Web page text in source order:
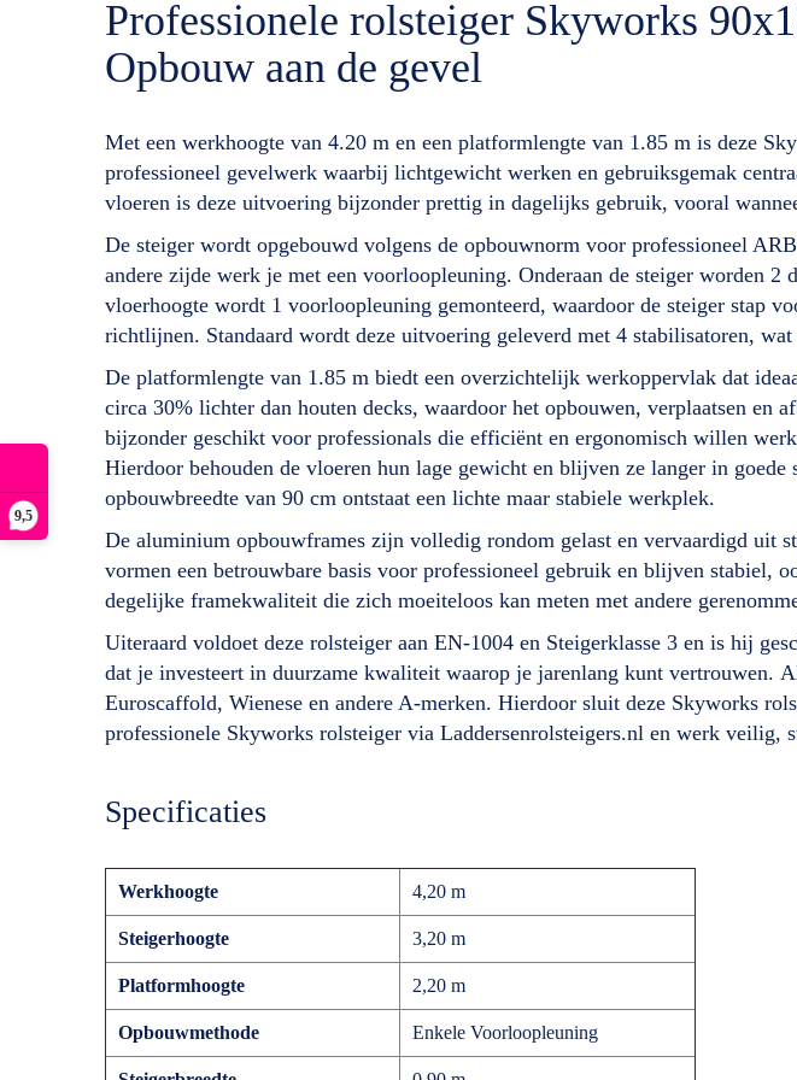
9,5
Professionele rolsteiger Skyworks
Opbouw aan de gevel
Met een werkhoogte van 4.20 m en een platformlengte van 1.85 m is deze
professioneel gevelwerk waarbij lichtgewicht werken en gebruiksgemak
vloeren is deze uitvoering bijzonder prettig in dagelijks gebruik, vooral
De steiger wordt opgebouwd volgens de opbouwnorm voor professioneel
andere zijde werk je met een voorloopleuning. Onderaan de steiger worden 2
vloerhoogte wordt 1 voorloopleuning gemonteerd, waardoor de steiger stap
richtlijnen. Standaard wordt deze uitvoering geleverd met 4 stabilisatoren,
De platformlengte van 1.85 m biedt een overzichtelijk werkoppervlak dat
circa 30% lichter dan houten decks, waardoor het opbouwen, verplaatsen en
bijzonder geschikt voor professionals die efficiënt en ergonomisch willen
Hierdoor behouden de vloeren hun lage gewicht en blijven ze langer in
opbouwbreedte van 90 cm ontstaat een lichte maar stabiele werkplek.
De aluminium opbouwframes zijn volledig rondom gelast en vervaardigd uit
vormen een betrouwbare basis voor professioneel gebruik en blijven stabiel,
degelijke framekwaliteit die zich moeiteloos kan meten met andere
Uiteraard voldoet deze rolsteiger aan EN-1004 en Steigerklasse 3 en is hij
dat je investeert in duurzame kwaliteit waarop je jarenlang kunt vertrouwen.
Euroscaffold, Wienese en andere A-merken. Hierdoor sluit deze Skyworks
professionele Skyworks rolsteiger via Laddersenrolsteigers.nl en werk
Specificaties
Werkhoogte 4,20 m
Steigerhoogte 3,20 m
Platformhoogte 2,20 m
Opbouwmethode Enkele Voorloopleuning